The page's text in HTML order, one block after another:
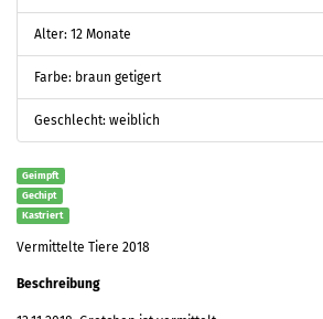
Alter: 12 Monate
Farbe: braun getigert
Geschlecht: weiblich
Geimpft
Gechipt
Kastriert
Vermittelte Tiere 2018
Beschreibung